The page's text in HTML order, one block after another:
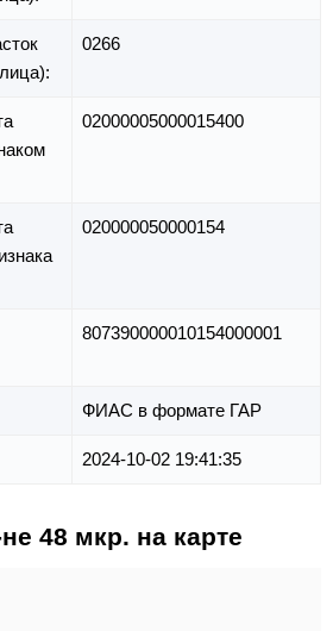
0266
02000005000015400
020000050000154
807390000010154000001
ФИАС в формате ГАР
2024-10-02 19:41:35
48 мкр. на карте